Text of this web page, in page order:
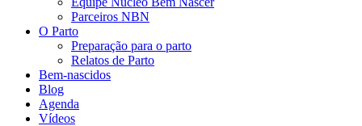
Parceiros NBN
O Parto
Preparação para o parto
Relatos de Parto
Bem-nascidos
Blog
Agenda
Vídeos